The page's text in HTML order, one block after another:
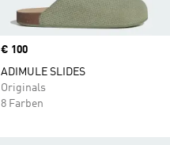
Price
€ 100
ADIMULE SLIDES
Originals
8 Farben